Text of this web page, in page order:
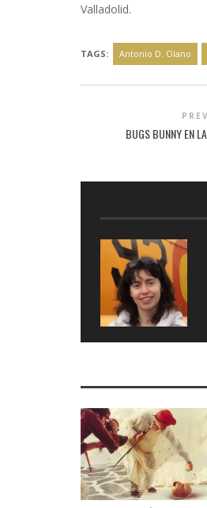
Valladolid.
TAGS: Antonio D. Olano
BUGS BUNNY EN